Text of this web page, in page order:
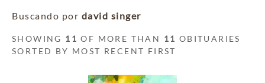
Buscando por david singer
SHOWING 11 OF MORE THAN 11 OBITUARIES
SORTED BY MOST RECENT FIRST